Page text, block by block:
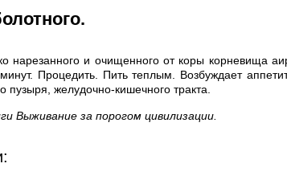
нарезанного и очищенного от коры корневища
Процедить. Пить теплым. Возбуждает
пузыря, желудочно-кишечного тракта.
Выживание за порогом цивилизации.